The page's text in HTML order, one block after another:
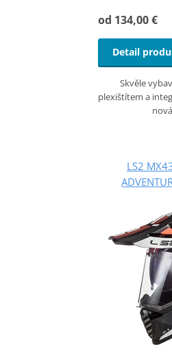
od 134,00 €
Detail
Skvěle
plexištítem a
LS2